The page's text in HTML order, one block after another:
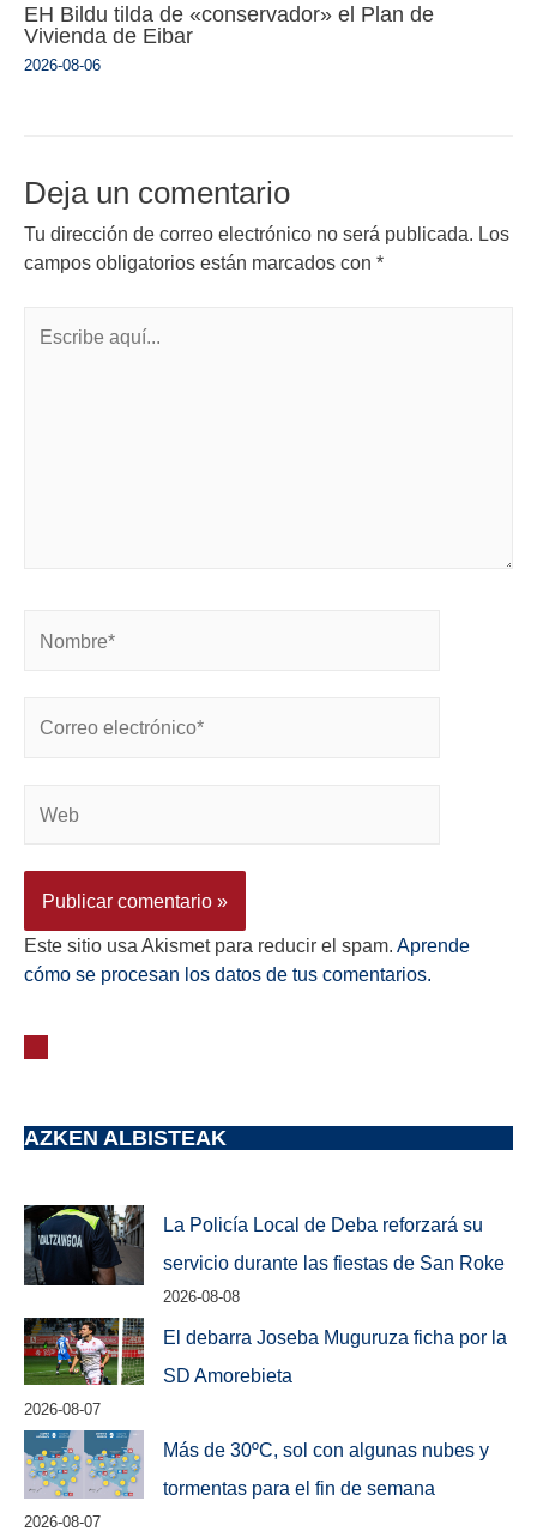
EH Bildu tilda de «conservador» el Plan de
Vivienda de Eibar
2026-08-06
Deja un comentario
Tu dirección de correo electrónico no será publicada. Los
campos obligatorios están marcados con *
Este sitio usa Akismet para reducir el spam. Aprende
cómo se procesan los datos de tus comentarios.
AZKEN ALBISTEAK
La Policía Local de Deba reforzará su
servicio durante las fiestas de San Roke
2026-08-08
El debarra Joseba Muguruza ficha por la
SD Amorebieta
2026-08-07
Más de 30ºC, sol con algunas nubes y
tormentas para el fin de semana
2026-08-07